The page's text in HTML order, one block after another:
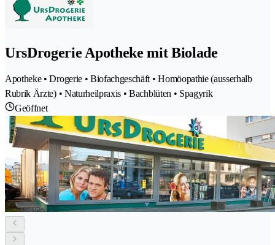
UrsDrogerie Apotheke mit Biolade
Apotheke • Drogerie • Biofachgeschäft • Homöopathie (ausserhalb
Rubrik Ärzte) • Naturheilpraxis • Bachblüten • Spagyrik
Geöffnet